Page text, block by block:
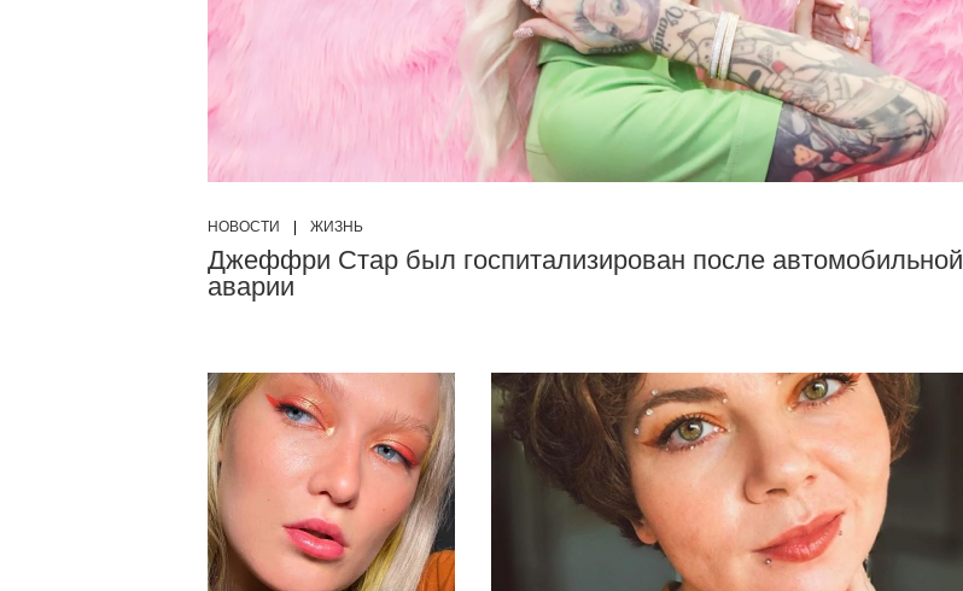
НОВОСТИ ЖИЗНЬ
Джеффри Стар был госпитализирован после автомобильной
аварии